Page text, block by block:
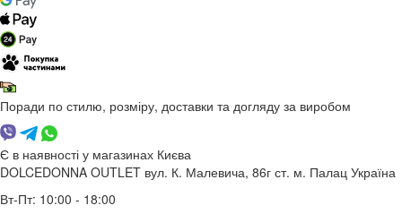
Поради по стилю, розміру, доставки та догляду за виробом
Є в наявності у магазинах Києва
DOLCEDONNA OUTLET вул. К. Малевича, 86г ст. м. Палац Україна
Вт-Пт: 10:00 - 18:00